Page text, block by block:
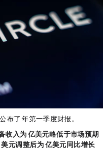
公布了 2026 年第一季度财报。
收入为 6.94 亿美元，略低于市场预期
；调整后 EBITDA 为 1.51 亿美元，同比增长 24%；